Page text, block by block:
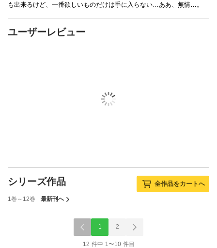
も出来るけど、一番欲しいものだけは手に入らない…ああ、無情…。
ユーザーレビュー
シリーズ作品 全作品をカートへ
1巻～12巻 最新刊へ
1 2
12 件中 1〜10 件目